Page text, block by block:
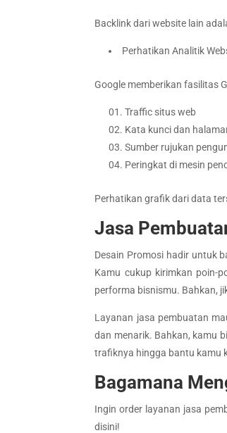
Backlink dari website lain
Perhatikan Analitik
Google memberikan fasilitas
Traffic situs web
Kata kunci dan
Sumber rujukan
Peringkat di mesin
Perhatikan grafik dari data
Jasa
Desain Promosi hadir untuk
Kamu cukup kirimkan poin-
performa bisnismu. Bahkan,
Layanan jasa pembuatan
dan menarik. Bahkan, kamu
trafiknya hingga bantu kamu
Bagamana
Ingin order layanan jasa
disini!